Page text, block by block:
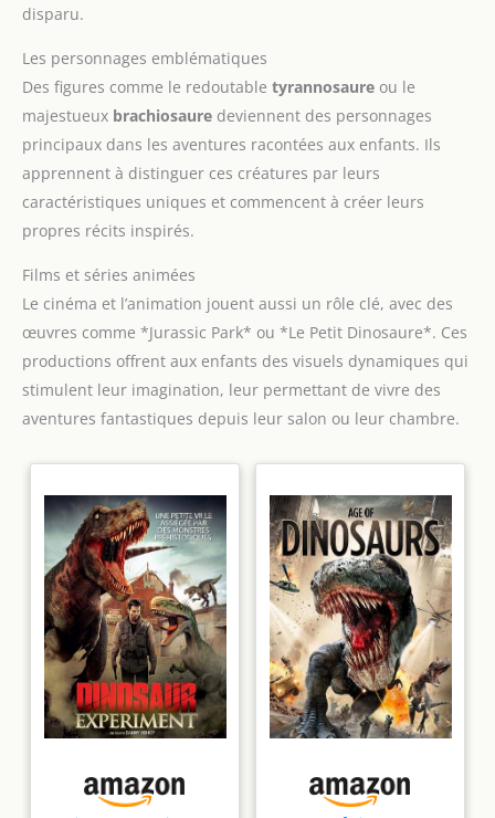
disparu.
Les personnages emblématiques
Des figures comme le redoutable tyrannosaure ou le
majestueux brachiosaure deviennent des personnages
principaux dans les aventures racontées aux enfants. Ils
apprennent à distinguer ces créatures par leurs
caractéristiques uniques et commencent à créer leurs
propres récits inspirés.
Films et séries animées
Le cinéma et l’animation jouent aussi un rôle clé, avec des
œuvres comme *Jurassic Park* ou *Le Petit Dinosaure*. Ces
productions offrent aux enfants des visuels dynamiques qui
stimulent leur imagination, leur permettant de vivre des
aventures fantastiques depuis leur salon ou leur chambre.